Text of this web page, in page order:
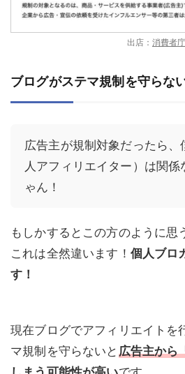
出店： 消費者庁
ブログがステマ規制を守らな
広告主が規制対象だったら、
人アフィリエイター）は関係
ゃん！
もしかするとこの方のように思
これは全然違います！ 個人ブロ
す！
現在ブログでアフィリエイトを
マ規制を守らないと 広告主から